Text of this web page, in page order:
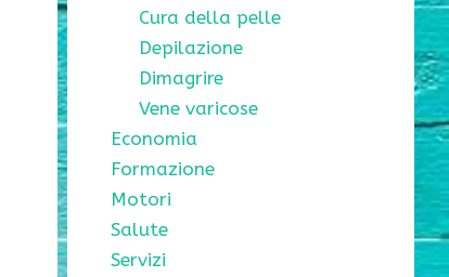
Cura della pelle
Depilazione
Dimagrire
Vene varicose
Economia
Formazione
Motori
Salute
Servizi